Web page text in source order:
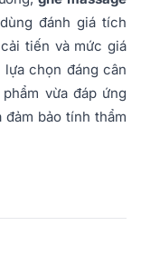
đánh giá tích
tiến và mức giá
chọn đáng cân
vừa đáp ứng
bảo tính thẩm